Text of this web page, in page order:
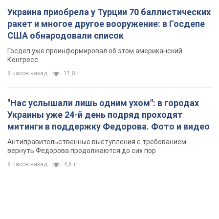
Украина приобрела у Турции 70 баллистических
ракет и многое другое вооружение: в Госдепе
США обнародовали список
Госдеп уже проинформировал об этом американский
Конгресс
8 часов назад 11,8 т.
"Нас услышали лишь одним ухом": в городах
Украины уже 24-й день подряд проходят
митинги в поддержку Федорова. Фото и видео
Антиправительственные выступления с требованием
вернуть Федорова продолжаются до сих пор
8 часов назад 4,6 т.